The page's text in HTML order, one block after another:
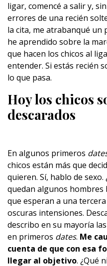
ligar, comencé a salir y,
errores de una recién
la cita, me atrabanqué un
he aprendido sobre la
que hacen los chicos al
entender. Si estás recién
lo que pasa.
Hoy los chicos
descarados
En algunos primeros
chicos están más que
quieren. Sí, hablo de
quedan algunos hombres
que esperan a una
oscuras intensiones.
describo en su mayoría
en primeros dates. Me
cuenta de que con esa
llegar al objetivo. ¿Qué